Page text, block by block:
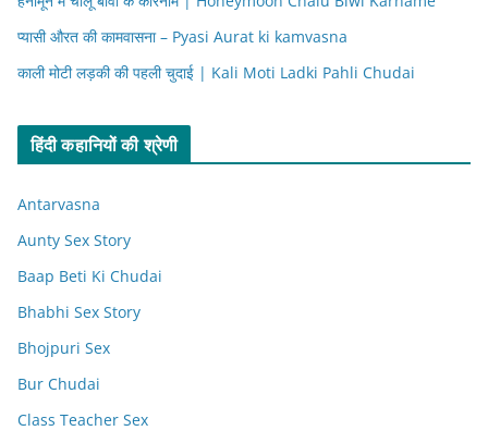
प्यासी औरत की कामवासना – Pyasi Aurat ki kamvasna
काली मोटी लड़की की पहली चुदाई | Kali Moti Ladki Pahli Chudai
हिंदी कहानियों की श्रेणी
Antarvasna
Aunty Sex Story
Baap Beti Ki Chudai
Bhabhi Sex Story
Bhojpuri Sex
Bur Chudai
Class Teacher Sex